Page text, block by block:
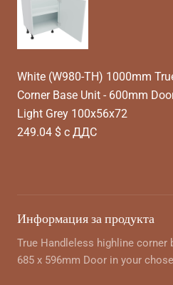
White (W980-TH) 1000mm
Corner Base Unit - 600mm
Light Grey 100x56x72
249.04 $ с ДДС
Информация за продукта
True Handleless highline corner
685 x 596mm Door in your